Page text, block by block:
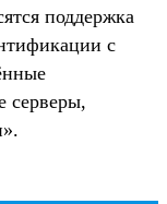
поддержка
с
серверы,